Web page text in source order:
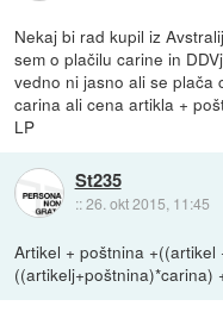
Nekaj bi rad kupil iz
sem o plačilu carine in
vedno ni jasno ali se plača
carina ali cena artikla +
LP
St235
::26. okt 2015, 11:45
Artikel + poštnina +((artikel
((artikelj+poštnina)*carina)